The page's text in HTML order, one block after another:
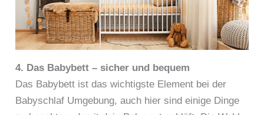
4. Das Babybett – sicher und bequem
Das Babybett ist das wichtigste Element bei der
Babyschlaf Umgebung, auch hier sind einige Dinge